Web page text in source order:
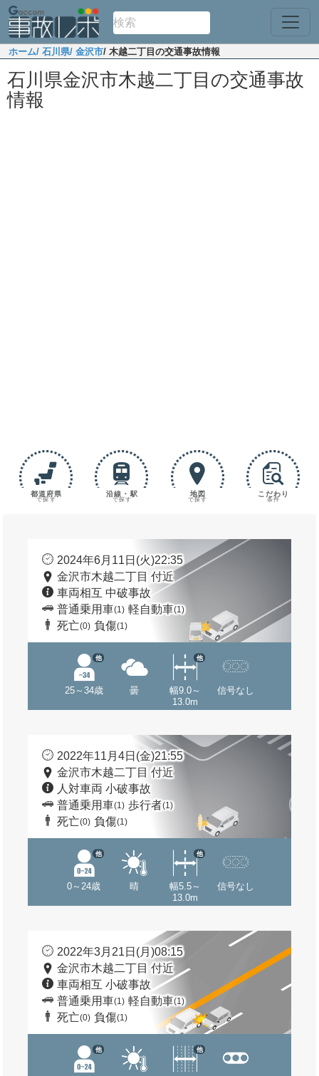
ホーム/ 石川県/ 金沢市/ 木越二丁目の交通事故情報
石川県金沢市木越二丁目の交通事故
情報
都道府県
で探す
沿線・駅
で探す
地図
で探す
こだわり
条件
2024年6月11日(火)22:35
金沢市木越二丁目 付近
車両相互 中破事故
普通乗用車(1) 軽自動車(1)
死亡(0) 負傷(1)
25～34歳
他
曇
幅9.0～
13.0m
他
信号なし
2022年11月4日(金)21:55
金沢市木越二丁目 付近
人対車両 小破事故
普通乗用車(1) 歩行者(1)
死亡(0) 負傷(1)
0～24歳
他
晴
幅5.5～
13.0m
他
信号なし
2022年3月21日(月)08:15
金沢市木越二丁目 付近
車両相互 小破事故
普通乗用車(1) 軽自動車(1)
死亡(0) 負傷(1)
他 他